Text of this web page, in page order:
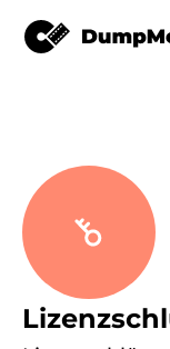
Video
Online-Tools
Spotify zu mp3
YouTube
Apple Music
Shop
Wie man